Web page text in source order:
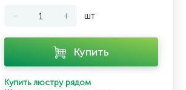
- + шт
Купить
Купить люстру рядом